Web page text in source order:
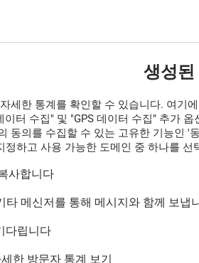
생성된
세한 통계를 확인할 수 있습니다. 여기
이터 수집" 및 "GPS 데이터 수집" 추가
동의를 수집할 수 있는 고유한 기능인
정하고 사용 가능한 도메인 중 하나를
사합니다
타 메신저를 통해 메시지와 함께 보냅
다립니다
한 방문자 통계 보기